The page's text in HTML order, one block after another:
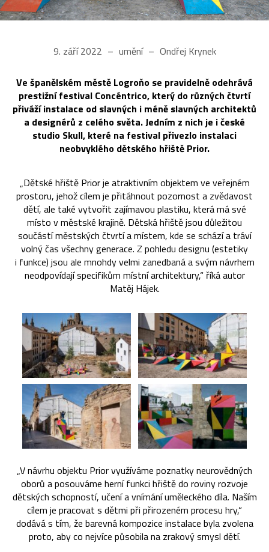
9. září 2022 umění Ondřej Krynek
Ve španělském městě Logroňo se pravidelně odehrává
prestižní festival Concéntrico, který do různých čtvrtí
přiváží instalace od slavných i méně slavných architektů
a designérů z celého světa. Jedním z nich je i české
studio Skull, které na festival přivezlo instalaci
neobvyklého dětského hřiště Prior.
„Dětské hřiště Prior je atraktivním objektem ve veřejném
prostoru, jehož cílem je přitáhnout pozornost a zvědavost
dětí, ale také vytvořit zajímavou plastiku, která má své
místo v městské krajině. Dětská hřiště jsou důležitou
součástí městských čtvrtí a místem, kde se schází a tráví
volný čas všechny generace. Z pohledu designu (estetiky
i funkce) jsou ale mnohdy velmi zanedbaná a svým návrhem
neodpovídají specifikům místní architektury,“ říká autor
Matěj Hájek.
„V návrhu objektu Prior využíváme poznatky neurovědných
oborů a posouváme herní funkci hřiště do roviny rozvoje
dětských schopností, učení a vnímání uměleckého díla. Naším
cílem je pracovat s dětmi při přirozeném procesu hry,“
dodává s tím, že barevná kompozice instalace byla zvolena
proto, aby co nejvíce působila na zrakový smysl dětí.